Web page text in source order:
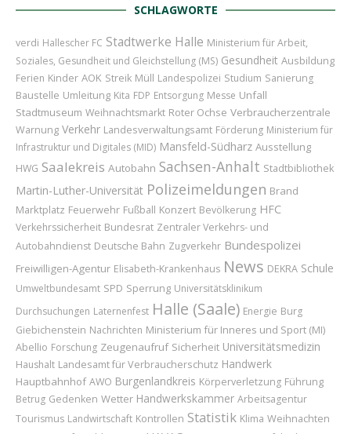
SCHLAGWORTE
verdi Hallescher FC Stadtwerke Halle Ministerium für Arbeit,
Soziales, Gesundheit und Gleichstellung (MS) Gesundheit Ausbildung
Ferien Kinder AOK Streik Müll Landespolizei Studium Sanierung
Baustelle Umleitung Kita FDP Entsorgung Messe Unfall
Stadtmuseum Weihnachtsmarkt Roter Ochse Verbraucherzentrale
Warnung Verkehr Landesverwaltungsamt Förderung Ministerium für
Infrastruktur und Digitales (MID) Mansfeld-Südharz Ausstellung
HWG Saalekreis Autobahn Sachsen-Anhalt Stadtbibliothek
Martin-Luther-Universität Polizeimeldungen Brand
Marktplatz Feuerwehr Fußball Konzert Bevölkerung HFC
Verkehrssicherheit Bundesrat Zentraler Verkehrs- und
Autobahndienst Deutsche Bahn Zugverkehr Bundespolizei
Freiwilligen-Agentur Elisabeth-Krankenhaus News DEKRA Schule
Umweltbundesamt SPD Sperrung Universitätsklinikum
Durchsuchungen Laternenfest Halle (Saale) Energie Burg
Giebichenstein Nachrichten Ministerium für Inneres und Sport (MI)
Abellio Forschung Zeugenaufruf Sicherheit Universitätsmedizin
Haushalt Landesamt für Verbraucherschutz Handwerk
Hauptbahnhof AWO Burgenlandkreis Körperverletzung Führung
Betrug Gedenken Wetter Handwerkskammer Arbeitsagentur
Tourismus Landwirtschaft Kontrollen Statistik Klima Weihnachten